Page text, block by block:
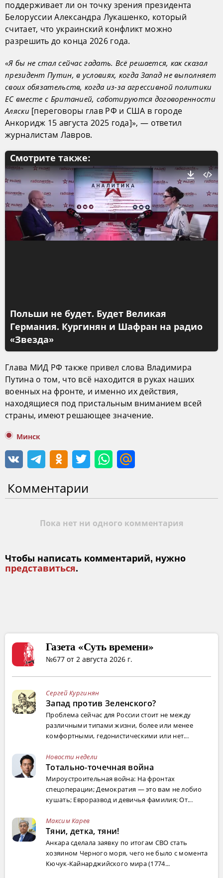
поддерживает ли он точку зрения президента
Белоруссии Александра Лукашенко, который
считает, что украинский конфликт можно
разрешить до конца 2026 года.
«Я бы не стал сейчас гадать. Всё решается, как сказал
президент Путин, в условиях, когда Запад не выполняет
своих обязательств, когда из-за агрессивной политики
ЕС вместе с Британией, саботируются договоренности
Аляски [переговоры глав РФ и США в городе
Анкоридж 15 августа 2025 года]», — ответил
журналистам Лавров.
Смотрите также:
Польши не будет. Будет Великая
Германия. Кургинян и Шафран на радио
«Звезда»
Глава МИД РФ также привел слова Владимира
Путина о том, что всё находится в руках наших
военных на фронте, и именно их действия,
находящиеся под пристальным вниманием всей
страны, имеют решающее значение.
Минск
Комментарии
Пока нет ни одного комментария
Чтобы написать комментарий, нужно
представиться.
Газета «Суть времени»
№677 от 2 августа 2026 г.
Сергей Кургинян
Запад против Зеленского?
Проблема сейчас для России стоит не между
различными типами жизни, более или менее
комфортными, гедонистическими или нет...
Новости недели
Тотально-точечная война
Мироустроительная война: На фронтах
спецоперации; Демократия — это вам не лобио
кушать; Евроразвод и девичья фамилия; От...
Максим Карев
Тяни, детка, тяни!
Анкара сделала заявку по итогам СВО стать
хозяином Черного моря, чего не было с момента
Кючук-Кайнарджийского мира (1774...